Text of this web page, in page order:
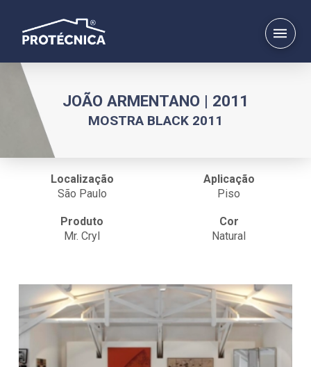
JOÃO ARMENTANO | 2011
MOSTRA BLACK 2011
Localização
São Paulo
Aplicação
Piso
Produto
Mr. Cryl
Cor
Natural